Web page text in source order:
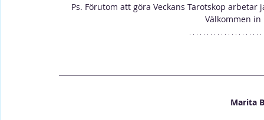
Ps. Förutom att göra Veckans Tarotskop
Välkommen
Marita